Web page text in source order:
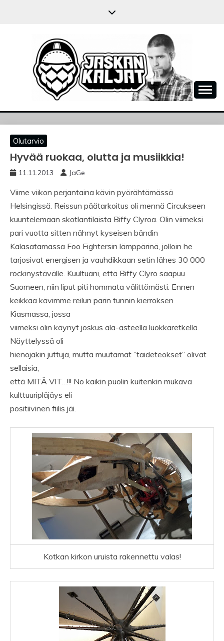
JASKANKALJAT
Olutarvio
Hyvää ruokaa, olutta ja musiikkia!
11.11.2013 JaGe
Viime viikon perjantaina kävin pyörähtämässä
Helsingissä. Reissun päätarkoitus oli mennä Circukseen
kuuntelemaan skotlantilaista Biffy Clyroa. Olin viimeksi
pari vuotta sitten nähnyt kyseisen bändin
Kalasatamassa Foo Fightersin lämppärinä, jolloin he
tarjosivat energisen ja vauhdikkaan setin lähes 30 000
rockinystävälle. Kuultuani, että Biffy Clyro saapuu
Suomeen, niin liput piti hommata välittömästi. Ennen
keikkaa kävimme reilun parin tunnin kierroksen
Kiasmassa, jossa
viimeksi olin käynyt joskus ala-asteella luokkaretkellä.
Näyttelyssä oli
hienojakin juttuja, mutta muutamat ”taideteokset” olivat
sellaisia,
että MITÄ VIT…!!! No kaikin puolin kuitenkin mukava
kulttuuripläjäys eli
positiivinen fiilis jäi.
Kotkan kirkon uruista rakennettu valas!